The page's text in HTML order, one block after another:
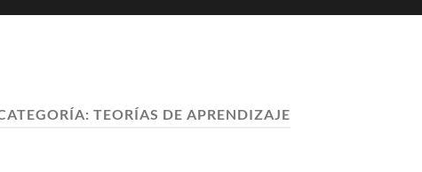
TEORÍAS DE APRENDIZAJE